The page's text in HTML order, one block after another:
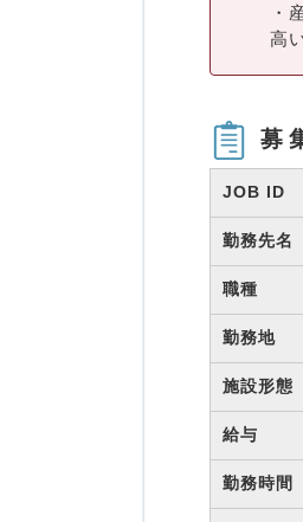
・
高
募
JOB ID
勤務先名
職種
勤務地
施設形態
給与
勤務時間